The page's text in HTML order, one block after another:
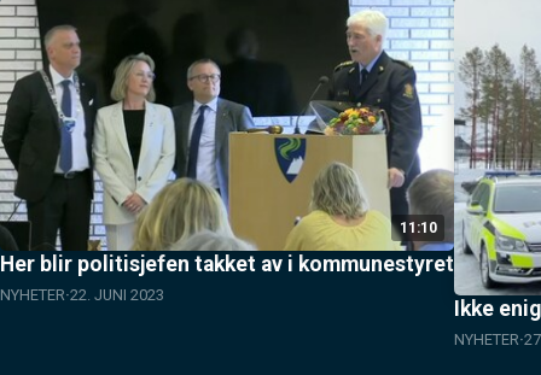
11:10
Her blir politisjefen takket av i kommunestyret
NYHETER 22. JUNI 2023
Ikke
NYHETER